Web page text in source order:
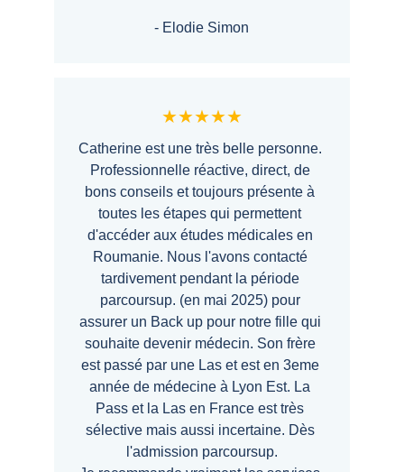
- Elodie Simon
★★★★★
Catherine est une très belle personne.
Professionnelle réactive, direct, de
bons conseils et toujours présente à
toutes les étapes qui permettent
d'accéder aux études médicales en
Roumanie. Nous l'avons contacté
tardivement pendant la période
parcoursup. (en mai 2025) pour
assurer un Back up pour notre fille qui
souhaite devenir médecin. Son frère
est passé par une Las et est en 3eme
année de médecine à Lyon Est. La
Pass et la Las en France est très
sélective mais aussi incertaine. Dès
l'admission parcoursup.